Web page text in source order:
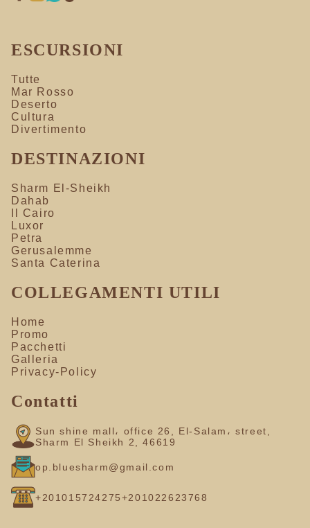
ESCURSIONI
Tutte
Mar Rosso
Deserto
Cultura
Divertimento
DESTINAZIONI
Sharm El-Sheikh
Dahab
Il Cairo
Luxor
Petra
Gerusalemme
Santa Caterina
COLLEGAMENTI UTILI
Home
Promo
Pacchetti
Galleria
Privacy-Policy
Contatti
Sun shine mall، office 26, El-Salam، street,
Sharm El Sheikh 2, 46619
op.bluesharm@gmail.com
+201015724275+201022623768